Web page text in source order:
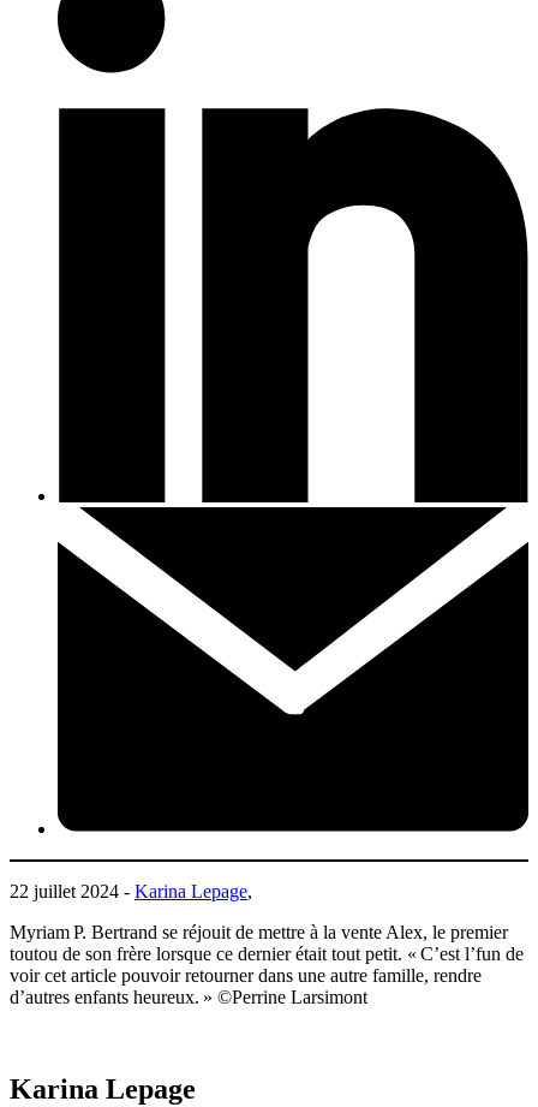
22 juillet 2024 - Karina Lepage,
Myriam P. Bertrand se réjouit de mettre à la vente Alex, ​​​​le premier
toutou de son frère lorsque ce dernier était tout petit. « C’est l’fun de
voir cet article pouvoir retourner dans une autre famille, rendre
d’autres enfants heureux. » ©Perrine Larsimont
Karina Lepage